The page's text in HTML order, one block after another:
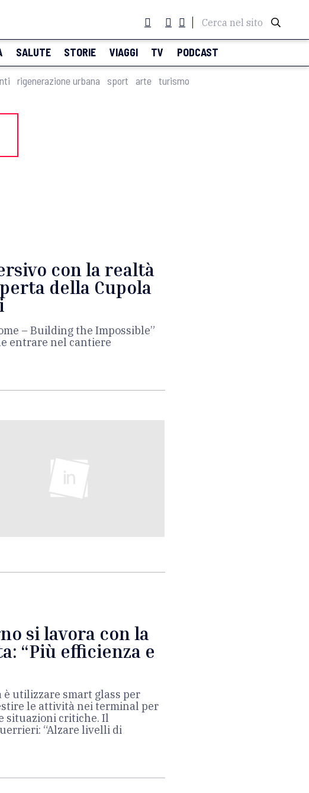
Cerca nel sito
SALUTE STORIE VIAGGI TV PODCAST
rigenerazione urbana sport arte turismo
con la realtà
della Cupola
– Building the Impossible”
entrare nel cantiere
si lavora con la
“Più efficienza e
è utilizzare smart glass per
le attività nei terminal per
situazioni critiche. Il
“Alzare livelli di